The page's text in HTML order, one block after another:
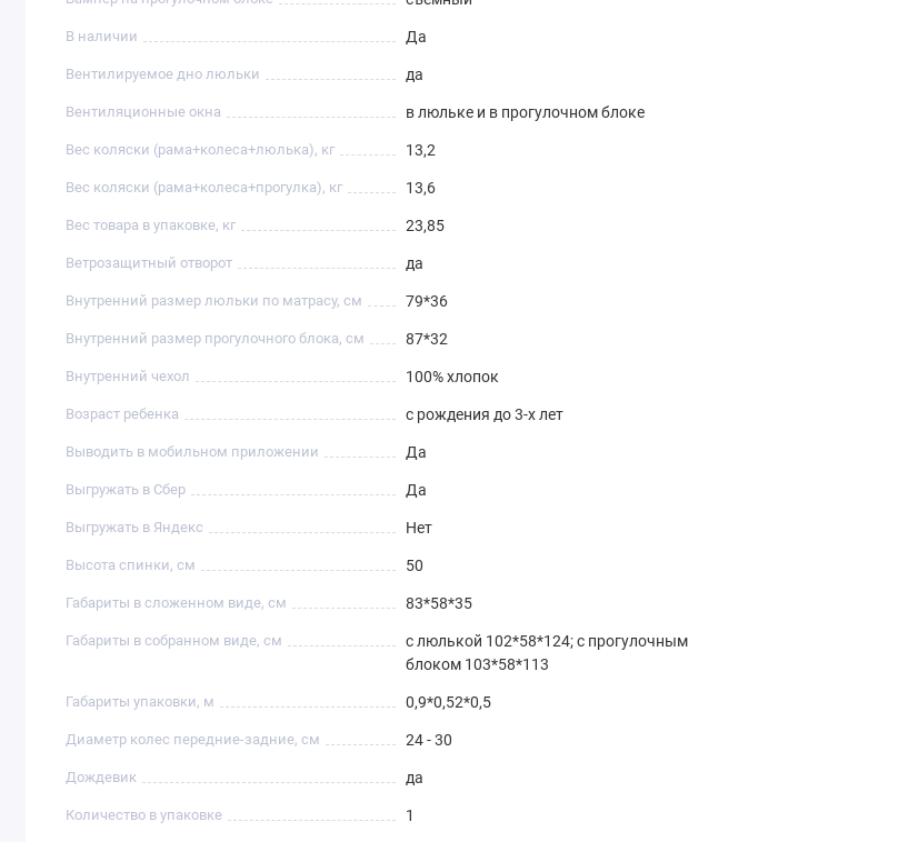
В наличии Да
Вентилируемое дно люльки да
Вентиляционные окна в люльке и в прогулочном блоке
Вес коляски (рама+колеса+люлька), кг 13,2
Вес коляски (рама+колеса+прогулка), кг 13,6
Вес товара в упаковке, кг 23,85
Ветрозащитный отворот да
Внутренний размер люльки по матрасу, см 79*36
Внутренний размер прогулочного блока, см 87*32
Внутренний чехол 100% хлопок
Возраст ребенка с рождения до 3-х лет
Выводить в мобильном приложении Да
Выгружать в Сбер Да
Выгружать в Яндекс Нет
Высота спинки, см 50
Габариты в сложенном виде, см 83*58*35
Габариты в собранном виде, см
с люлькой 102*58*124; с прогулочным
блоком 103*58*113
Габариты упаковки, м 0,9*0,52*0,5
Диаметр колес передние-задние, см 24 - 30
Дождевик да
Количество в упаковке 1